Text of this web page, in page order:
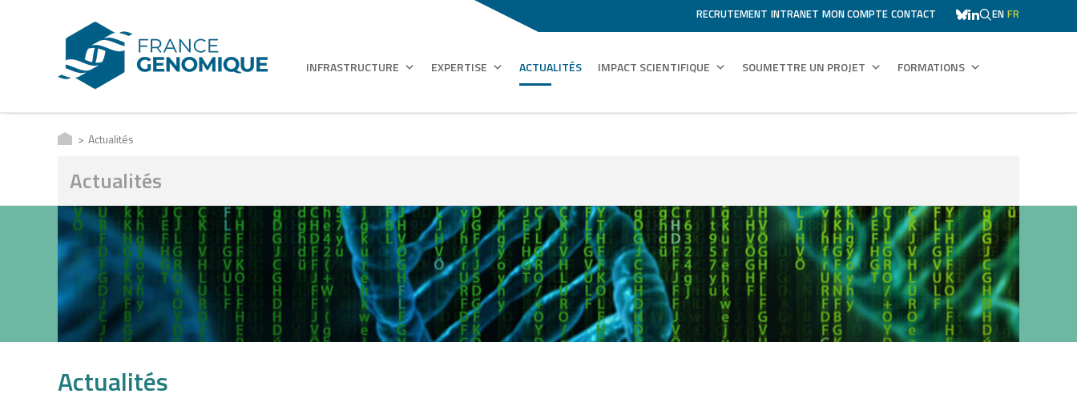
RECRUTEMENT INTRANET MON COMPTE CONTACT EN FR
INFRASTRUCTURE EXPERTISE ACTUALITÉS IMPACT SCIENTIFIQUE SOUMETTRE UN PROJET FORMATIONS
Actualités
Actualités
Actualités